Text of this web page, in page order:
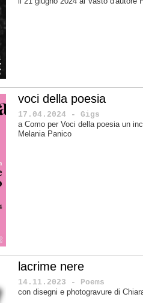
voci della poesia
17.04.2024 - Gigs
a Como per Voci della poesia un
Melania Panico
lacrime nere
14.11.2023 - Poems
con disegni e photogravure di